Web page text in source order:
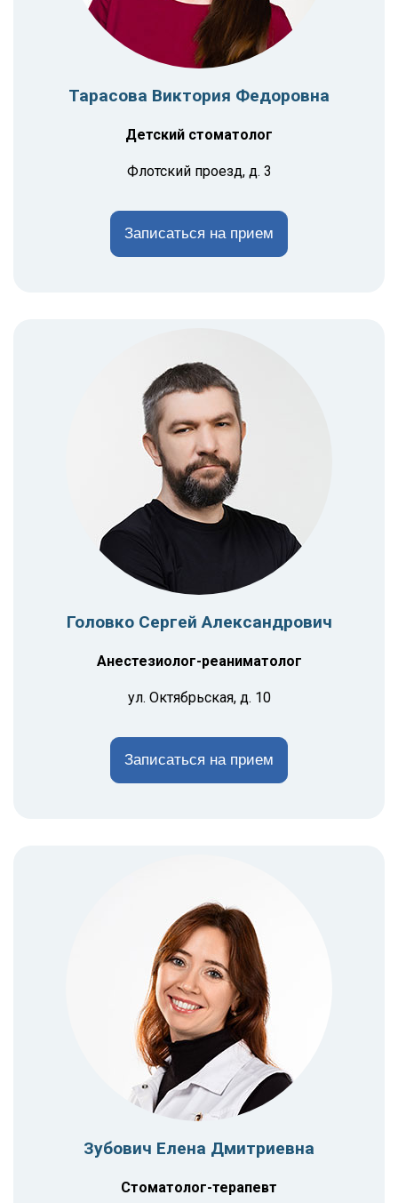
Тарасова Виктория Федоровна
Детский стоматолог
Флотский проезд, д. 3
Записаться на прием
Головко Сергей Александрович
Анестезиолог-реаниматолог
ул. Октябрьская, д. 10
Записаться на прием
Зубович Елена Дмитриевна
Стоматолог-терапевт